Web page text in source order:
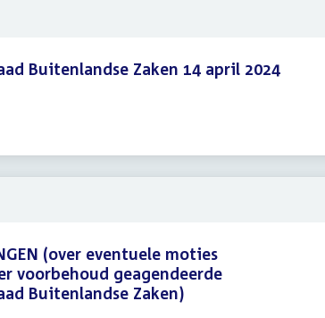
Buitenlandse Zaken 14 april 2024
(over eventuele moties
voorbehoud geagendeerde
Buitenlandse Zaken)